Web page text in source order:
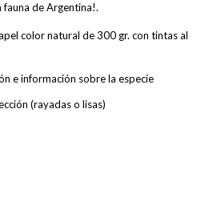
fauna de Argentina!.
color natural de 300 gr. con tintas al
e información sobre la especie
(rayadas o lisas)